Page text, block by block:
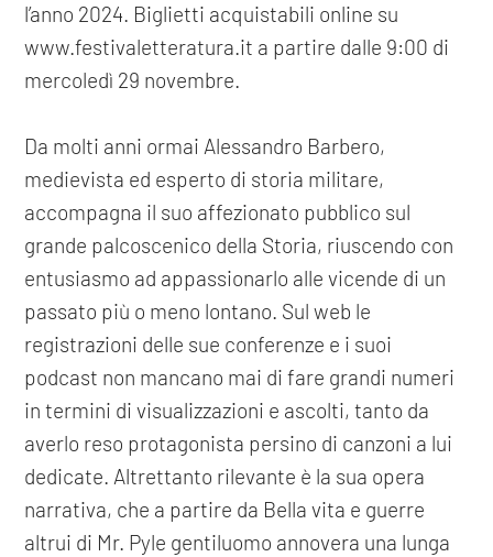
l’anno 2024. Biglietti acquistabili online su
www.festivaletteratura.it a partire dalle 9:00 di
mercoledì 29 novembre.
Da molti anni ormai Alessandro Barbero,
medievista ed esperto di storia militare,
accompagna il suo affezionato pubblico sul
grande palcoscenico della Storia, riuscendo con
entusiasmo ad appassionarlo alle vicende di un
passato più o meno lontano. Sul web le
registrazioni delle sue conferenze e i suoi
podcast non mancano mai di fare grandi numeri
in termini di visualizzazioni e ascolti, tanto da
averlo reso protagonista persino di canzoni a lui
dedicate. Altrettanto rilevante è la sua opera
narrativa, che a partire da Bella vita e guerre
altrui di Mr. Pyle gentiluomo annovera una lunga